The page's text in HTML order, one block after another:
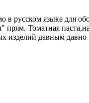
в русском языке для
Томатная
изделий давным